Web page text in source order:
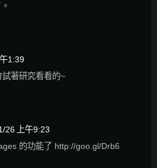
1:39
著研究看看的~
26 上午9:23
的功能了 http://goo.gl/Drb6